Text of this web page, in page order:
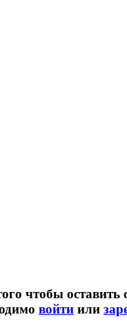
чтобы оставить
войти или